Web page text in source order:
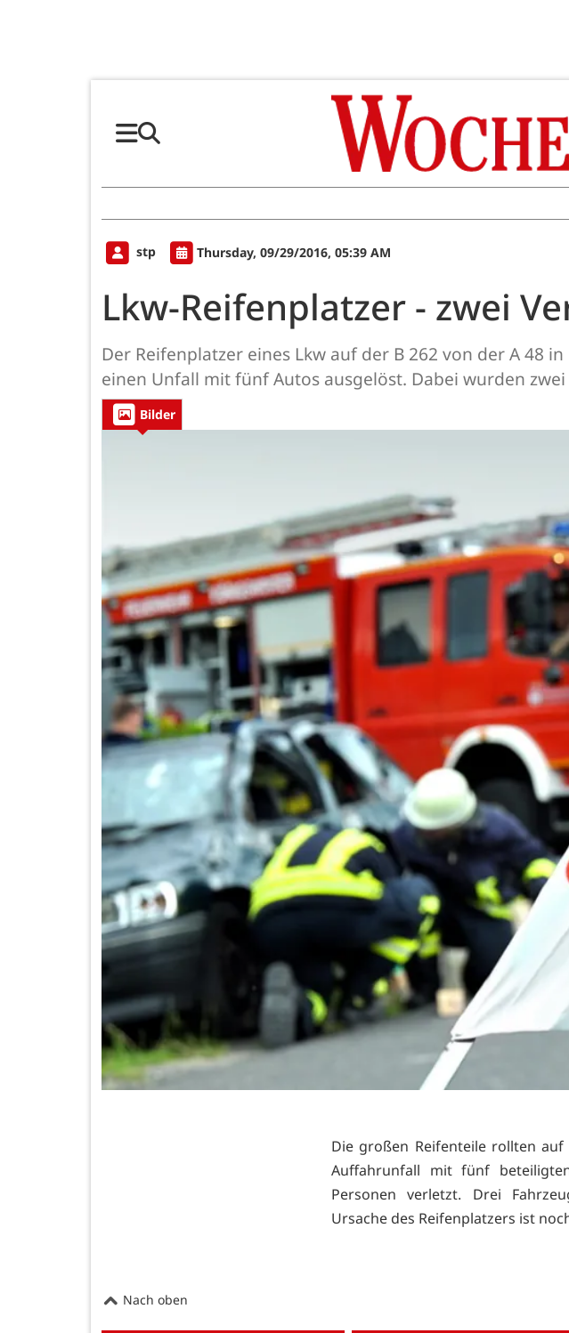
stp Thursday, 09/29/2016, 05:39 AM
Lkw-Reifenplatzer - zwei
Der Reifenplatzer eines Lkw auf der B 262 von der A 48
einen Unfall mit fünf Autos ausgelöst. Dabei wurden
Bilder
Die großen Reifenteile rollten
Auffahrunfall mit fünf
Personen verletzt. Drei
Ursache des Reifenplatzers ist
Nach oben